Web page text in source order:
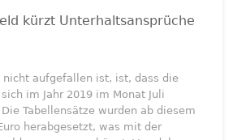
kürzt Unterhaltsansprüche
aufgefallen ist, ist, dass die
im Jahr 2019 im Monat Juli
Tabellensätze wurden ab diesem
herabgesetzt, was mit der